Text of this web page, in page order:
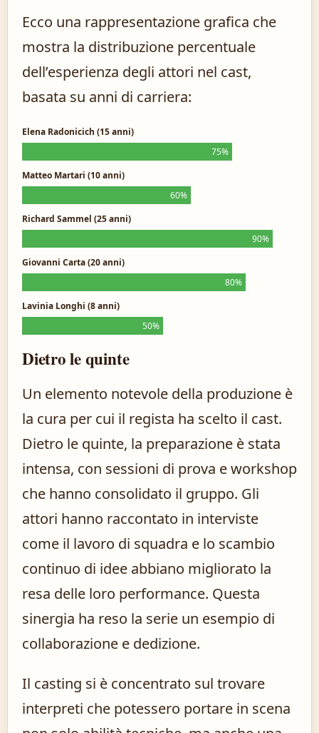
Ecco una rappresentazione grafica che
mostra la distribuzione percentuale
dell’esperienza degli attori nel cast,
basata su anni di carriera:
Elena Radonicich (15 anni)
75%
Matteo Martari (10 anni)
60%
Richard Sammel (25 anni)
90%
Giovanni Carta (20 anni)
80%
Lavinia Longhi (8 anni)
50%
Dietro le quinte
Un elemento notevole della produzione è
la cura per cui il regista ha scelto il cast.
Dietro le quinte, la preparazione è stata
intensa, con sessioni di prova e workshop
che hanno consolidato il gruppo. Gli
attori hanno raccontato in interviste
come il lavoro di squadra e lo scambio
continuo di idee abbiano migliorato la
resa delle loro performance. Questa
sinergia ha reso la serie un esempio di
collaborazione e dedizione.
Il casting si è concentrato sul trovare
interpreti che potessero portare in scena